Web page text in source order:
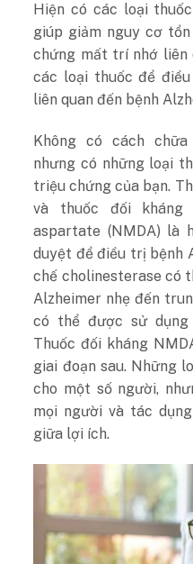
Hiện có các loại
giúp giảm nguy cơ
chứng mất trí nhớ liên
các loại thuốc để
liên quan đến bệnh
Không có cách
nhưng có những loại
triệu chứng của bạn.
và thuốc đối kháng
aspartate (NMDA) là
duyệt để điều trị bệnh
chế cholinesterase có
Alzheimer nhẹ đến
có thể được sử
Thuốc đối kháng
giai đoạn sau. Những
cho một số người,
mọi người và tác
giữa lợi ích.